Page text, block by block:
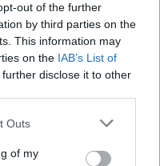
out of the further
by third parties on the
This information may
on the IAB’s List of
disclose it to other
one or more Google
You may click to
Outs
of my